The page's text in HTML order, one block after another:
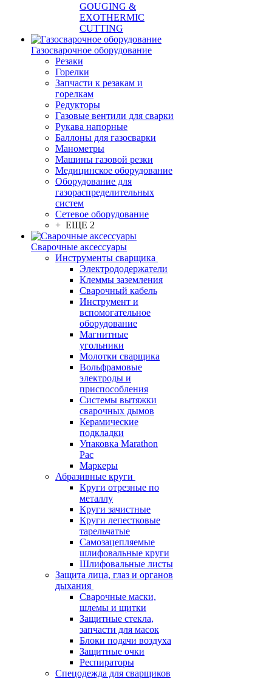
GOUGING &
EXOTHERMIC
CUTTING
Газосварочное оборудование
Резаки
Горелки
Запчасти к резакам и
горелкам
Редукторы
Газовые вентили для сварки
Рукава напорные
Баллоны для газосварки
Манометры
Машины газовой резки
Медицинское оборудование
Оборудование для
газораспределительных
систем
Сетевое оборудование
+ ЕЩЕ 2
Сварочные аксессуары
Инструменты сварщика
Электрододержатели
Клеммы заземления
Сварочный кабель
Инструмент и
вспомогательное
оборудование
Магнитные
угольники
Молотки сварщика
Вольфрамовые
электроды и
приспособления
Системы вытяжки
сварочных дымов
Керамические
подкладки
Упаковка Marathon
Pac
Маркеры
Абразивные круги
Круги отрезные по
металлу
Круги зачистные
Круги лепестковые
тарельчатые
Самозацепляемые
шлифовальные круги
Шлифовальные листы
Защита лица, глаз и органов
дыхания
Сварочные маски,
шлемы и щитки
Защитные стекла,
запчасти для масок
Блоки подачи воздуха
Защитные очки
Респираторы
Спецодежда для сварщиков